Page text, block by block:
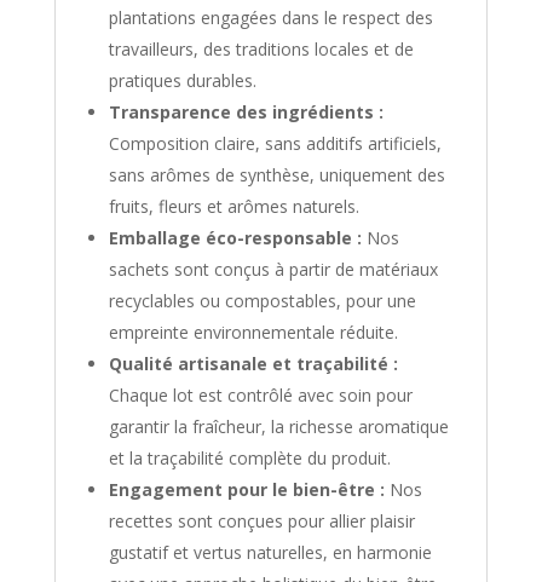
plantations engagées dans le respect des
travailleurs, des traditions locales et de
pratiques durables.
Transparence des ingrédients :
Composition claire, sans additifs artificiels,
sans arômes de synthèse, uniquement des
fruits, fleurs et arômes naturels.
Emballage éco-responsable : Nos
sachets sont conçus à partir de matériaux
recyclables ou compostables, pour une
empreinte environnementale réduite.
Qualité artisanale et traçabilité :
Chaque lot est contrôlé avec soin pour
garantir la fraîcheur, la richesse aromatique
et la traçabilité complète du produit.
Engagement pour le bien-être : Nos
recettes sont conçues pour allier plaisir
gustatif et vertus naturelles, en harmonie